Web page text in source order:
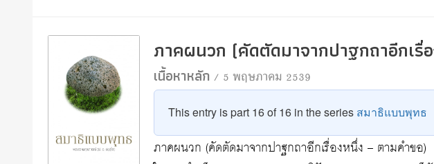
ภาคผนวก (คัดตัดมาจากปาฐกถาอีกเรื่
เนื้อหาหลัก/ 5 พฤษภาคม 2539
This entry is part 16 of 16 in the series สมาธิแบบพุทธ
ภาคผนวก (คัดตัดมาจากปาฐกถาอีกเรื่องหนึ่ง – ตามคำ